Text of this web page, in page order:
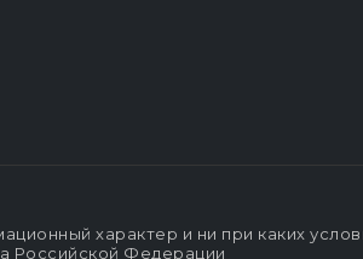
характер и ни при каких
Российской Федерации